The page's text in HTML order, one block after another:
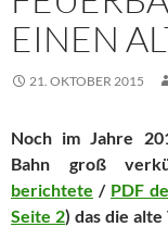
EINEN
21. OKTOBER 2015
Noch im Jahre
Bahn groß
berichtete / PDF
Seite 2) das die